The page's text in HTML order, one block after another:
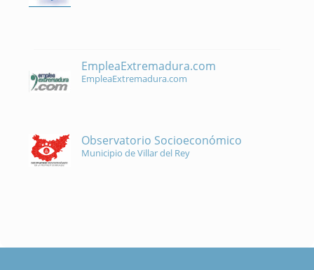
EmpleaExtremadura.com
EmpleaExtremadura.com
Observatorio Socioeconómico
Municipio de Villar del Rey